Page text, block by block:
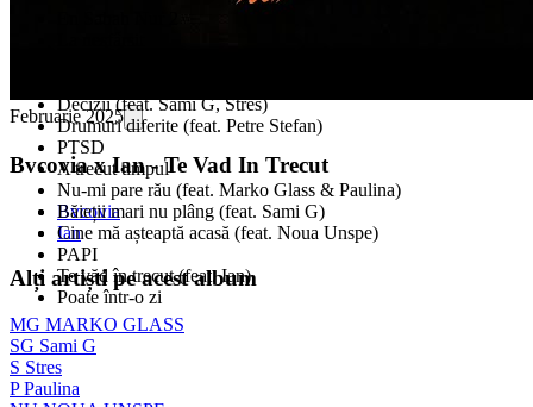
Decizii (feat. Sami G, Stres)
Drumuri diferite (feat. Petre Stefan)
PTSD
A trecut timpul
Nu-mi pare rău (feat. Marko Glass & Paulina)
Băieții mari nu plâng (feat. Sami G)
Cine mă așteaptă acasă (feat. Noua Unspe)
PAPI
Te văd în trecut (feat. Ian)
Poate într-o zi
Februarie 2025
Bvcovia x Ian - Te Vad In Trecut
Bvcovia
Ian
Alți artiști pe acest album
MG MARKO GLASS
SG Sami G
S Stres
PPaulina